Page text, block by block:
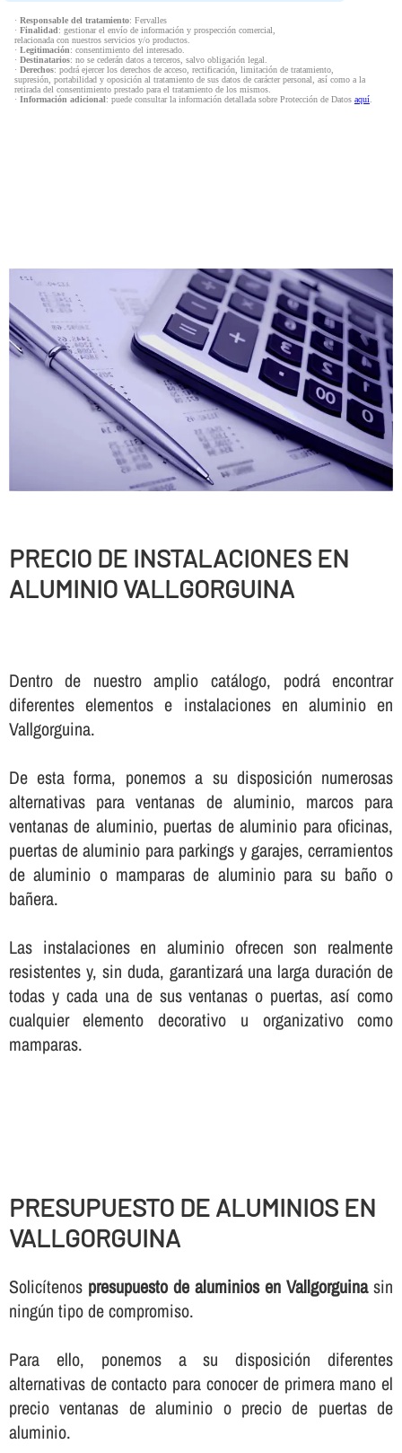
· Responsable del tratamiento: Fervalles
· Finalidad: gestionar el envío de información y prospección comercial,
relacionada con nuestros servicios y/o productos.
· Legitimación: consentimiento del interesado.
· Destinatarios: no se cederán datos a terceros, salvo obligación legal.
· Derechos: podrá ejercer los derechos de acceso, rectificación, limitación de tratamiento,
supresión, portabilidad y oposición al tratamiento de sus datos de carácter personal, así como a la
retirada del consentimiento prestado para el tratamiento de los mismos.
· Información adicional: puede consultar la información detallada sobre Protección de Datos aquí.
PRECIO DE INSTALACIONES EN
ALUMINIO VALLGORGUINA
Dentro de nuestro amplio catálogo, podrá encontrar
diferentes elementos e instalaciones en aluminio en
Vallgorguina.
De esta forma, ponemos a su disposición numerosas
alternativas para ventanas de aluminio, marcos para
ventanas de aluminio, puertas de aluminio para oficinas,
puertas de aluminio para parkings y garajes, cerramientos
de aluminio o mamparas de aluminio para su baño o
bañera.
Las instalaciones en aluminio ofrecen son realmente
resistentes y, sin duda, garantizará una larga duración de
todas y cada una de sus ventanas o puertas, así­ como
cualquier elemento decorativo u organizativo como
mamparas.
PRESUPUESTO DE ALUMINIOS EN
VALLGORGUINA
Solicí­tenos presupuesto de aluminios en Vallgorguinasin
ningún tipo de compromiso.
Para ello, ponemos a su disposición diferentes
alternativas de contacto para conocer de primera mano el
precio ventanas de aluminio o precio de puertas de
aluminio.